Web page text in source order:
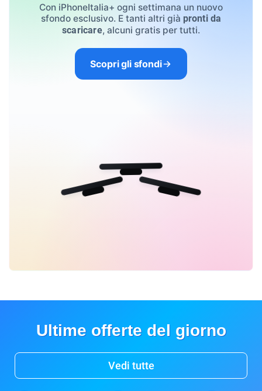
Con iPhoneItalia+ ogni settimana un nuovo
sfondo esclusivo. E tanti altri già pronti da
scaricare, alcuni gratis per tutti.
Scopri gli sfondi
Ultime offerte del giorno
Vedi tutte